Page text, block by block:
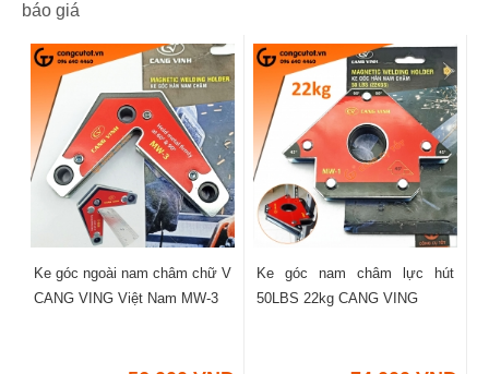
báo giá
Ke góc ngoài nam châm chữ V
CANG VING Việt Nam MW-3
Ke góc nam châm lực hút
50LBS 22kg CANG VING